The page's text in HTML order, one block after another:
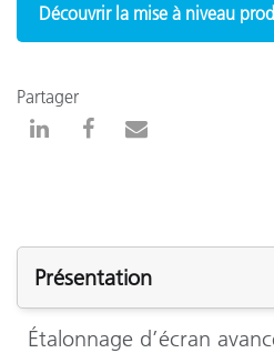
Découvrir la mise à niveau
Partager
Présentation
Étalonnage d’écran